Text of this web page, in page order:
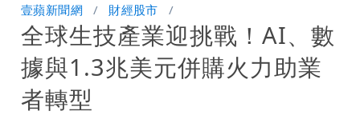
10.6億顧問費決策過程在哪
壹蘋新聞網 財經股市
全球生技產業迎挑戰！AI、數
據與1.3兆美元併購火力助業
者轉型